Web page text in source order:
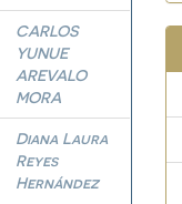
CARLOS
YUNUE
AREVALO
MORA
Diana Laura
Reyes
Hernández